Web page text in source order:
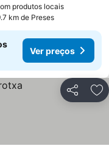
produtos locaisVer
km de Preses
Ver preços
Partilhar